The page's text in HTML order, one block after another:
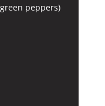
peppers)